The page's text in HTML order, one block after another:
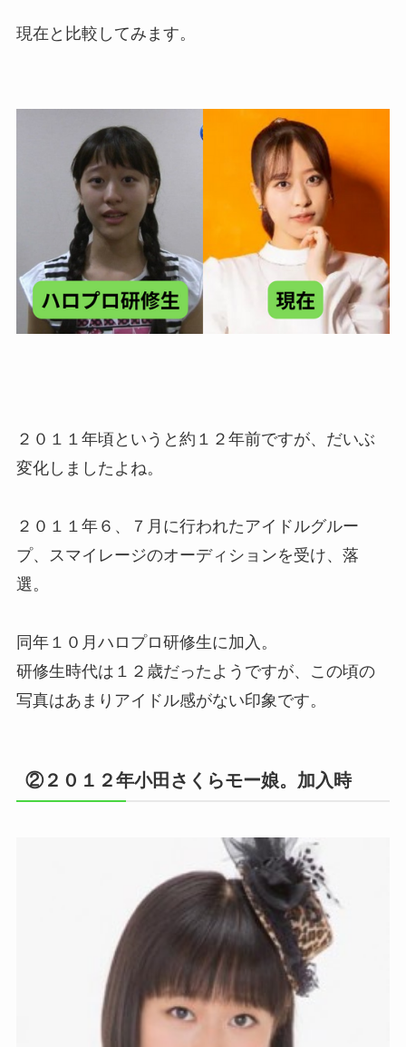
現在と比較してみます。
２０１１年頃というと約１２年前ですが、だいぶ
変化しましたよね。
２０１１年６、７月に行われたアイドルグルー
プ、スマイレージのオーディションを受け、落
選。
同年１０月ハロプロ研修生に加入。
研修生時代は１２歳だったようですが、この頃の
写真はあまりアイドル感がない印象です。
②２０１２年小田さくらモー娘。加入時